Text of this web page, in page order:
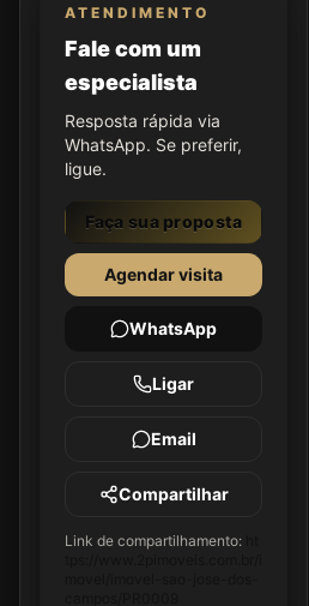
ATENDIMENTO
Fale com um
especialista
Resposta rápida via
WhatsApp. Se preferir,
ligue.
Faça sua proposta
Agendar visita
WhatsApp
Ligar
Email
Compartilhar
Link de compartilhamento: